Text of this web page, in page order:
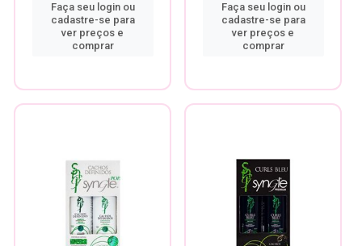
Faça seu login ou
cadastre-se para
ver preços e
comprar
Faça seu login ou
cadastre-se para
ver preços e
comprar